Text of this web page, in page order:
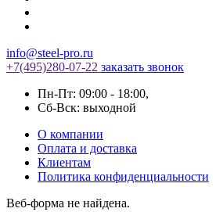
info@steel-pro.ru
+7(495)280-07-22 заказать звонок
Пн-Пт: 09:00 - 18:00,
Cб-Вск: выходной
О компании
Оплата и доставка
Клиентам
Политика конфиденциальности
Веб-форма не найдена.